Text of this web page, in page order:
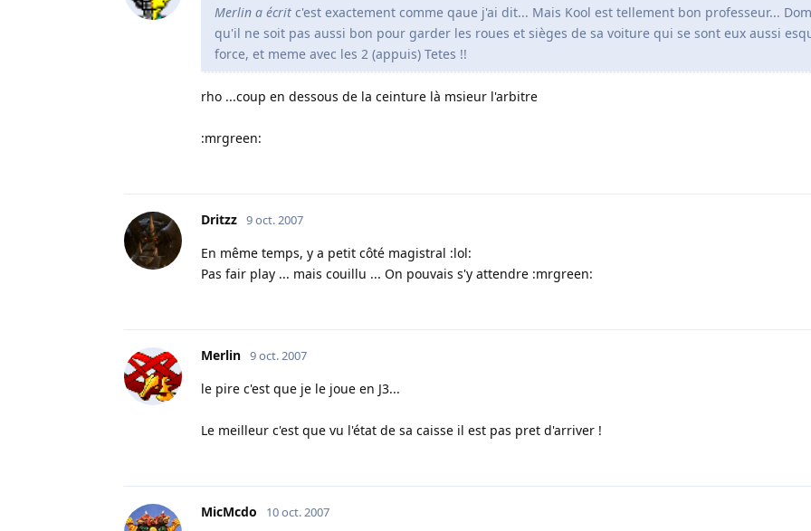
Merlin a écrit c'est exactement comme qaue j'ai dit... Mais Kool est tellement bon professeur...
qu'il ne soit pas aussi bon pour garder les roues et sièges de sa voiture qui se sont eux aussi
force, et meme avec les 2 (appuis) Tetes !!
rho ...coup en dessous de la ceinture là msieur l'arbitre
:mrgreen:
Dritzz 9 oct. 2007
En même temps, y a petit côté magistral :lol:
Pas fair play ... mais couillu ... On pouvais s'y attendre :mrgreen:
Merlin 9 oct. 2007
le pire c'est que je le joue en J3...
Le meilleur c'est que vu l'état de sa caisse il est pas pret d'arriver !
MicMcdo 10 oct. 2007